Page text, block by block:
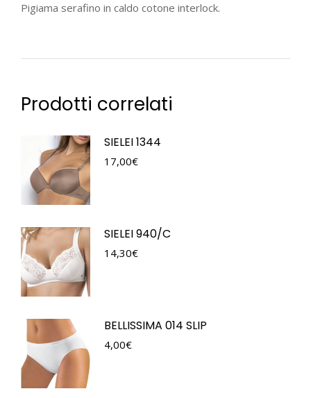
Pigiama serafino in caldo cotone interlock.
Prodotti correlati
SIELEI 1344
17,00€
SIELEI 940/C
14,30€
BELLISSIMA 014 SLIP
4,00€